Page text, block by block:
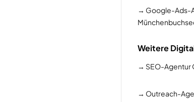
→ Google-Ads-
Weitere
→ SEO-Agentur
→ Outreach-